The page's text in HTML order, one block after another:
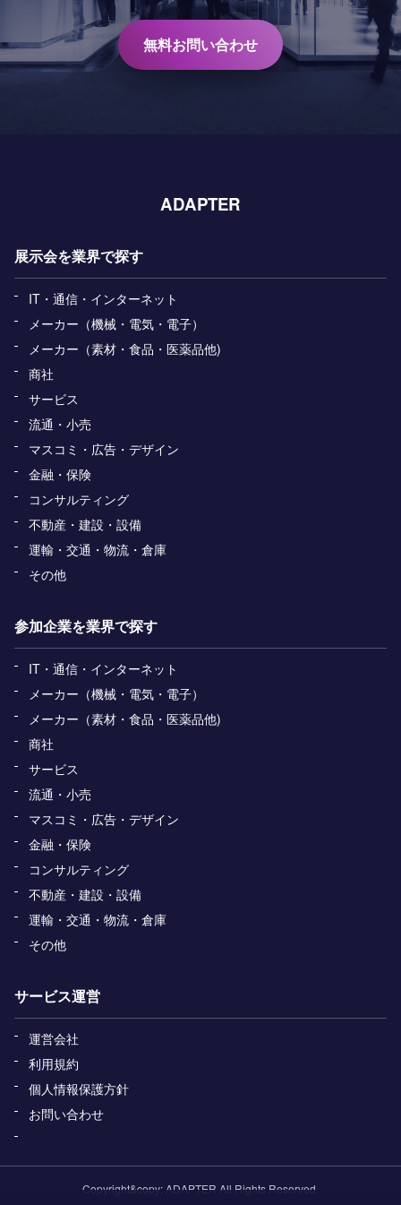
無料お問い合わせ
ADAPTER
展示会を業界で探す
IT・通信・インターネット
メーカー（機械・電気・電子）
メーカー（素材・食品・医薬品他)
商社
サービス
流通・小売
マスコミ・広告・デザイン
金融・保険
コンサルティング
不動産・建設・設備
運輸・交通・物流・倉庫
その他
参加企業を業界で探す
IT・通信・インターネット
メーカー（機械・電気・電子）
メーカー（素材・食品・医薬品他)
商社
サービス
流通・小売
マスコミ・広告・デザイン
金融・保険
コンサルティング
不動産・建設・設備
運輸・交通・物流・倉庫
その他
サービス運営
運営会社
利用規約
個人情報保護方針
お問い合わせ
Copyright&copy; ADAPTER All Rights Reserved.